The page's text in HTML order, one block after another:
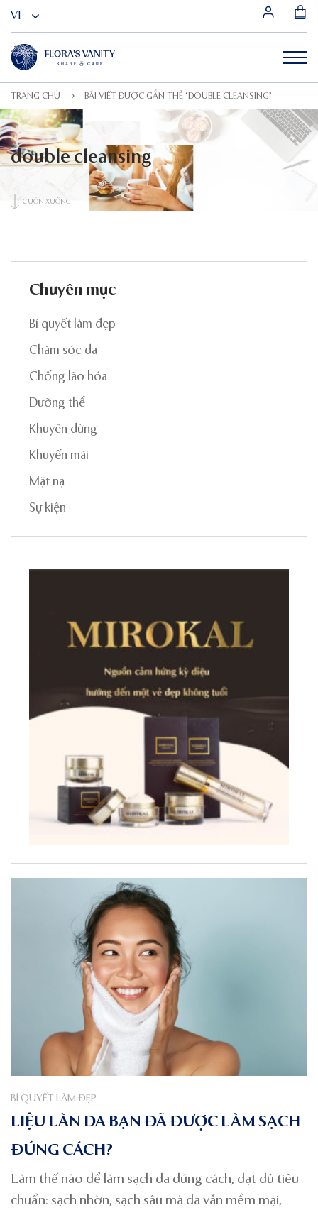
TRANG CHỦ BÀI VIẾT ĐƯỢC GẮN THẺ “DOUBLE CLEANSING”
double cleansing
CUỘN XUỐNG
Chuyên mục
Bí quyết làm đẹp
Chăm sóc da
Chống lão hóa
Dưỡng thể
Khuyên dùng
Khuyến mãi
Mặt nạ
Sự kiện
BÍ QUYẾT LÀM ĐẸP
LIỆU LÀN DA BẠN ĐÃ ĐƯỢC LÀM SẠCH
ĐÚNG CÁCH?
Làm thế nào để làm sạch da đúng cách, đạt đủ tiêu
chuẩn: sạch nhờn, sạch sâu mà da vẫn mềm mại,